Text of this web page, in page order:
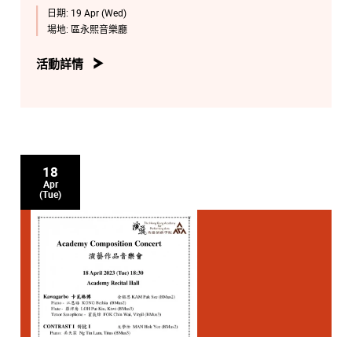
日期: 19 Apr (Wed)
場地: 區永熙音樂廳
活動詳情
18
Apr
(Tue)